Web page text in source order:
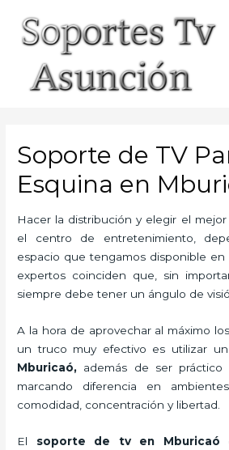
content
Soporte de TV
Esquina en
Hacer la distribución y elegir el
el centro de entretenimiento,
espacio que tengamos disponible en
expertos coinciden que, sin
siempre debe tener un ángulo de
A la hora de aprovechar al máximo
un truco muy efectivo es utilizar un
Mburicaó, además de ser práctico
marcando diferencia en
comodidad, concentración y libertad.
El soporte de tv en Mburicaó